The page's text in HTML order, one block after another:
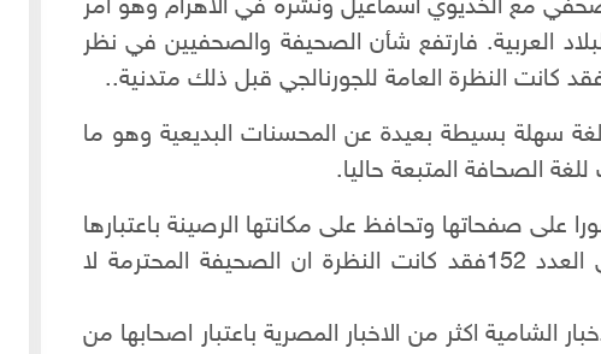
مع الخديوي اسماعيل ونشره في الاهرام وهو امر
العربية. فارتفع شأن الصحيفة والصحفيين في نظر
كانت النظرة العامة للجورنالجي قبل ذلك متدنية..
سهلة بسيطة بعيدة عن المحسنات البديعية وهو ما
الصحافة المتبعة حاليا.
على صفحاتها وتحافظ على مكانتها الرصينة باعتبارها
نشرت صورة الخديوي توفيق في العدد 152فقد كانت النظرة ان الصحيفة المحترمة لا
الشامية اكثر من الاخبار المصرية باعتبار اصحابها من